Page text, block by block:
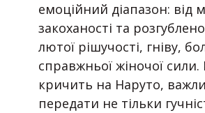
емоційний діапазон: від
закоханості та
лютої рішучості, гніву,
справжньої жіночої
кричить на Наруто,
передати не тільки